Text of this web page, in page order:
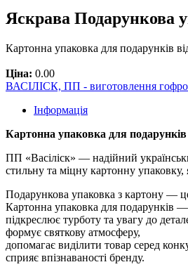
Яскрава Подарункова
Картонна упаковка для подарунків
Ціна: 0.00
ВАСІЛІСК, ПП - виготовлення
Інформація
Картонна упаковка для
ПП «Васіліск» — надійний
стильну та міцну картонну
Подарункова упаковка з картону —
Картонна упаковка для подарунків
підкреслює турботу та увагу до
формує святкову атмосферу,
допомагає виділити товар серед
сприяє впізнаваності бренду.